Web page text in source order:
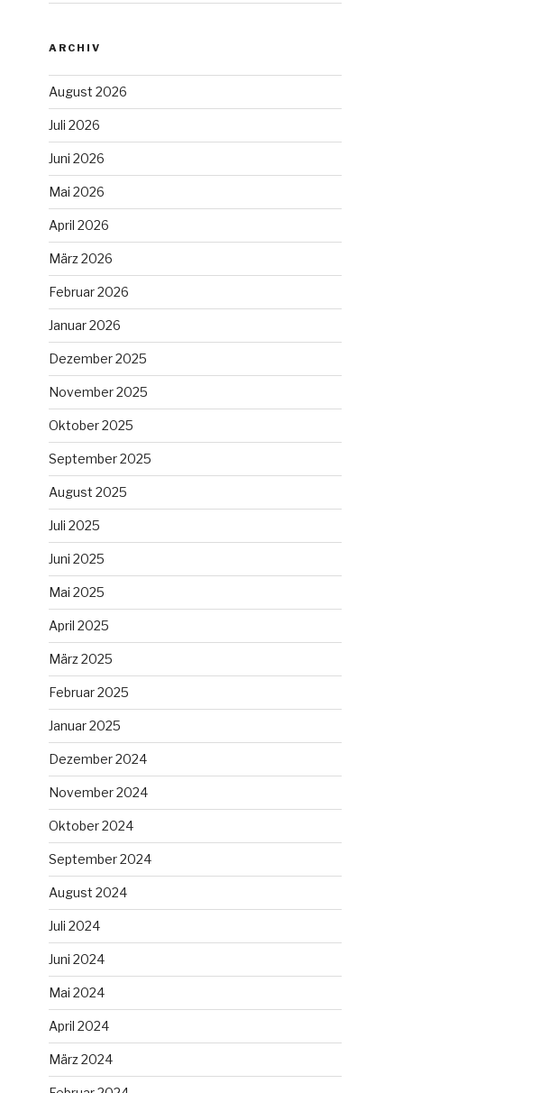
ARCHIV
August 2026
Juli 2026
Juni 2026
Mai 2026
April 2026
März 2026
Februar 2026
Januar 2026
Dezember 2025
November 2025
Oktober 2025
September 2025
August 2025
Juli 2025
Juni 2025
Mai 2025
April 2025
März 2025
Februar 2025
Januar 2025
Dezember 2024
November 2024
Oktober 2024
September 2024
August 2024
Juli 2024
Juni 2024
Mai 2024
April 2024
März 2024